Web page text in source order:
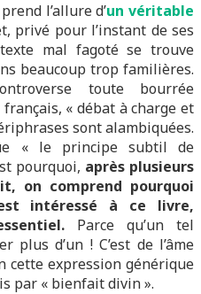
l’allure d’un véritable
privé pour l’instant de ses
mal fagoté se trouve
beaucoup trop familières.
toute bourrée
« débat à charge et
sont alambiquées.
« le principe subtil de
pourquoi, après plusieurs
on comprend pourquoi
intéressé à ce livre,
Parce qu’un tel
plus d’un ! C’est de l’âme
cette expression générique
par « bienfait divin ».